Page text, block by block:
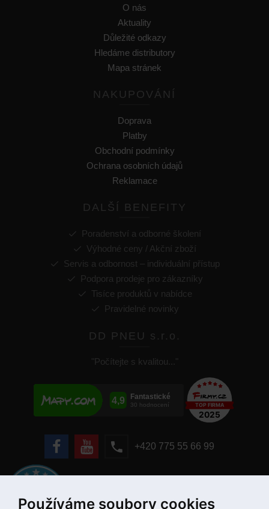
Používáme soubory cookies
O nás
Aktuality
Důležité odkazy
Hledáme distributory
Mapa stránek
NAKUPOVÁNÍ
Doprava
Platby
Obchodní podmínky
Ochrana osobních údajů
Reklamace
DALŠÍ BENEFITY
Poradenství a odborné školení
Výhodné ceny / Akční zboží
Servis a odbornost – individuální přístup
Podpora prodeje pro zákazníky
Tisíce produktů v nabídce
Pravidelné novinky
DD PNEU s.r.o.
"Počítejte s kvalitou..."
+420 775 55 66 99